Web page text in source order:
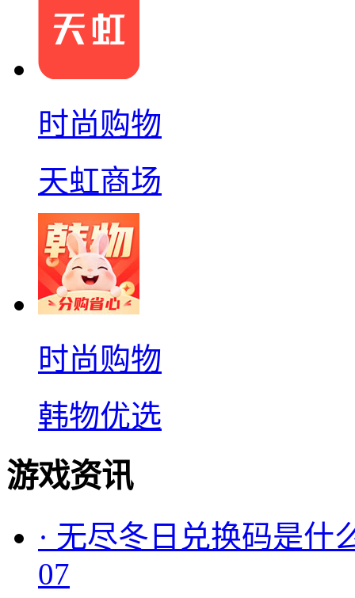
时尚购物
天虹商场
时尚购物
韩物优选
游戏资讯
· 无尽冬日兑换码是什
07